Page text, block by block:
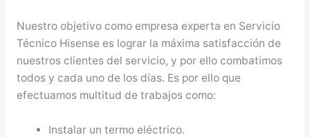
Nuestro objetivo como empresa experta en Servicio
Técnico Hisense es lograr la máxima satisfacción de
nuestros clientes del servicio, y por ello combatimos
todos y cada uno de los días. Es por ello que
efectuamos multitud de trabajos como:
Instalar un termo eléctrico.